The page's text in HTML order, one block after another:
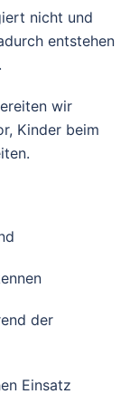
nicht und
entstehen
wir
Kinder beim
der
Einsatz